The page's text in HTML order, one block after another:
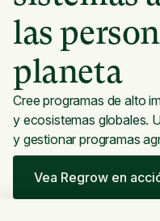
las
planeta
Cree programas de alto
y ecosistemas globales.
y gestionar programas
Vea Regrow en